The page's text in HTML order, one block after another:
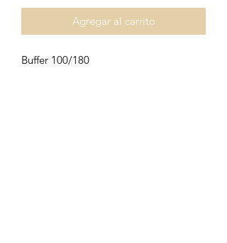
Agregar al carrito
Buffer 100/180